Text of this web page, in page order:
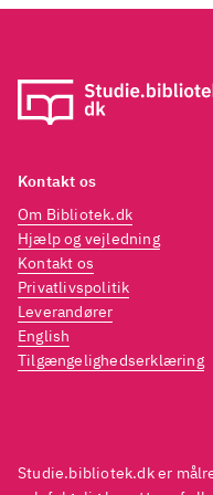
bogen mulige
kortene på samt
symboler
Udførlig
mange gode,
til læsninger,
symbolregister
anvendelig.
læsningen, og
Studie.bibliotek.dk er
Kontakt os
Om Bibliotek.dk
Hjælp og vejledning
Kontakt os
Privatlivspolitik
Leverandører
English
Tilgængelighedserklæring